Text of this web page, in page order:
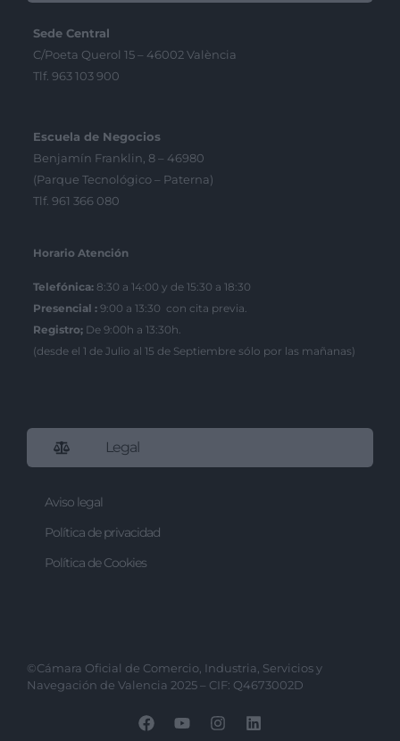
Sede Central
C/Poeta Querol 15 – 46002 València
Tlf. 963 103 900
Escuela de Negocios
Benjamín Franklin, 8 – 46980
(Parque Tecnológico – Paterna)
Tlf. 961 366 080
Horario Atención
Telefónica: 8:30 a 14:00 y de 15:30 a 18:30
Presencial : 9:00 a 13:30 con cita previa.
Registro; De 9:00h a 13:30h.
(desde el 1 de Julio al 15 de Septiembre sólo por las mañanas)
Legal
Aviso legal
Política de privacidad
Política de Cookies
©Cámara Oficial de Comercio, Industria, Servicios y
Navegación de Valencia 2025 – CIF: Q4673002D